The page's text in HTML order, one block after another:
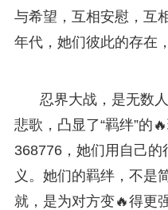
与希望，互相安慰，互
年代，她们彼此的存在
忍界大战，是无数
悲歌，凸显了“羁绊”的
368776，她们用自己的
义。她们的羁绊，不是
就，是为对方变🔥得更